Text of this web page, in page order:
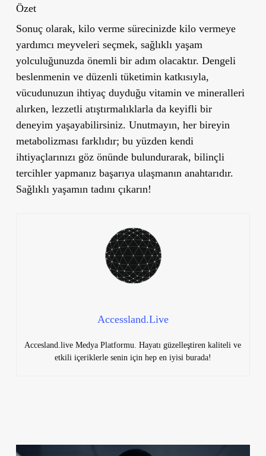
Özet
Sonuç olarak, kilo verme sürecinizde kilo vermeye
yardımcı meyveleri seçmek, sağlıklı yaşam
yolculuğunuzda önemli bir adım olacaktır. Dengeli
beslenmenin ve düzenli tüketimin katkısıyla,
vücudunuzun ihtiyaç duyduğu vitamin ve mineralleri
alırken, lezzetli atıştırmalıklarla da keyifli bir
deneyim yaşayabilirsiniz. Unutmayın, her bireyin
metabolizması farklıdır; bu yüzden kendi
ihtiyaçlarınızı göz önünde bulundurarak, bilinçli
tercihler yapmanız başarıya ulaşmanın anahtarıdır.
Sağlıklı yaşamın tadını çıkarın!
Accessland.Live
Accesland.live Medya Platformu. Hayatı güzelleştiren kaliteli ve
etkili içeriklerle senin için hep en iyisi burada!